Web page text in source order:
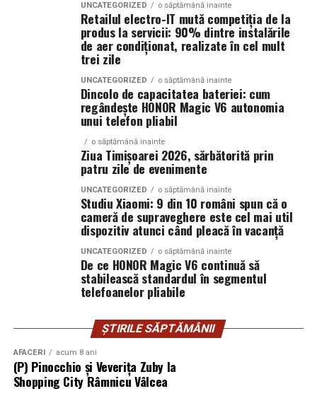
Ce parfum alegi vara?Nu există un răspuns universal.
Dacă îți plac parfumurile proaspete, citrice și energice,
ingredientele precum lime-ul sunt alegerea ideală. Dacă
preferi aromele calde, exotice și cu personalitate, notele
de smochină, cocos și lemn de santal sunt perfecte
pentru serile de vară.
Indiferent de preferințe, sezonul cald este momentul
ideal să experimentezi și să descoperi parfumuri
inspirate din universul parfumeriei de nișă. Iar
de la Oriflame demonstrează că
ingredientele premium, creativitatea și accesibilitatea
pot exista în aceeași sticlă.
UNCATEGORIZED o săptămână inainte
Retailul electro-IT mută competiția de la
produs la servicii: 90% dintre instalările
de aer condiționat, realizate în cel mult
trei zile
UNCATEGORIZED o săptămână inainte
Dincolo de capacitatea bateriei: cum
regândește HONOR Magic V6 autonomia
unui telefon pliabil
o săptămână inainte
Ziua Timișoarei 2026, sărbătorită prin
patru zile de evenimente
UNCATEGORIZED o săptămână inainte
Studiu Xiaomi: 9 din 10 români spun că o
cameră de supraveghere este cel mai util
dispozitiv atunci când pleacă în vacanță
UNCATEGORIZED o săptămână inainte
De ce HONOR Magic V6 continuă să
stabilească standardul în segmentul
telefoanelor pliabile
ȘTIRILE SĂPTĂMÂNII
AFACERI acum 8 ani
(P) Pinocchio și Veverița Zuby la
Shopping City Râmnicu Vâlcea